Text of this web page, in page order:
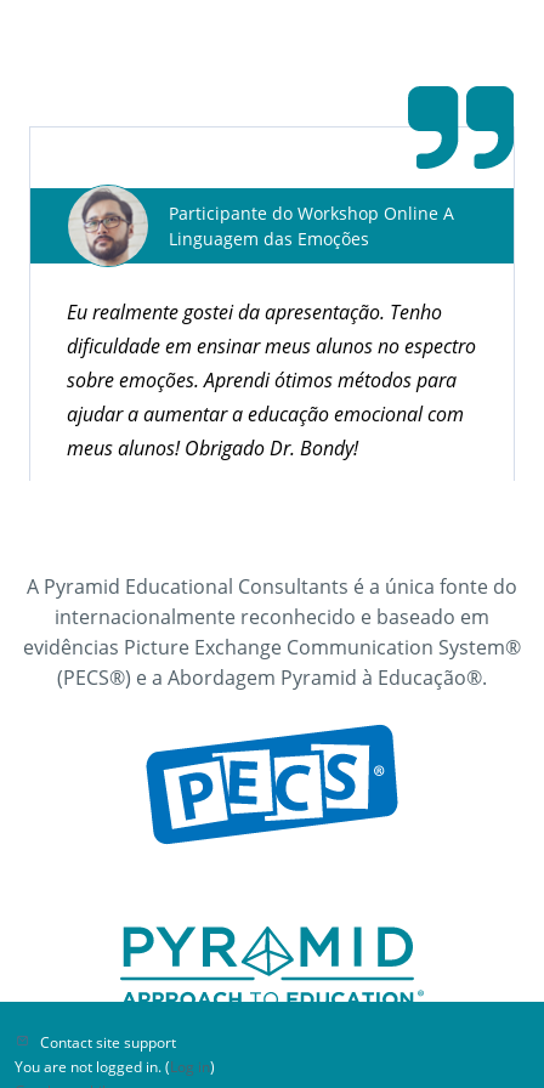
Participante do Workshop Online A
Linguagem das Emoções
Eu realmente gostei da apresentação. Tenho
dificuldade em ensinar meus alunos no espectro
sobre emoções. Aprendi ótimos métodos para
ajudar a aumentar a educação emocional com
meus alunos! Obrigado Dr. Bondy!
Participante do Workshop Online
Crítica
Ritmo excelente. Exemplos e visuais excelentes.
Bem organizado. Recomendaria altamente aos
A Pyramid Educational Consultants é a única fonte do
internacionalmente reconhecido e baseado em
evidências Picture Exchange Communication System®
(PECS®) e a Abordagem Pyramid à Educação®.
Contact site support
You are not logged in. (Log in)